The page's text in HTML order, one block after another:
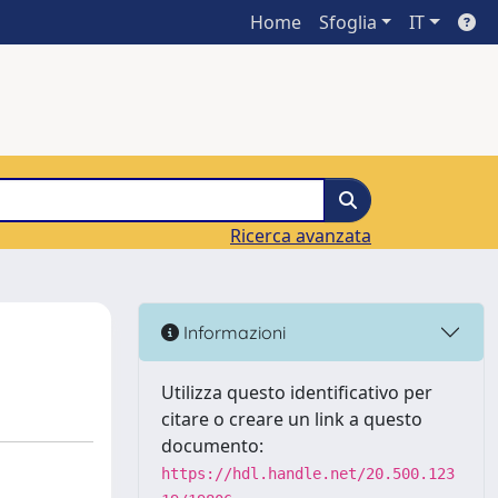
Home Sfoglia IT
Ricerca avanzata
Informazioni
Utilizza questo identificativo per
citare o creare un link a questo
documento:
https://hdl.handle.net/20.500.123